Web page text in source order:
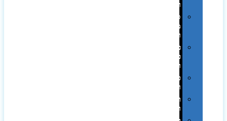
ונסיעות
סביבת
משרד
ופרימיום
כלים,
פנסים
ורכב
טקסטיל
וחורף
תיקים
ומזוודות